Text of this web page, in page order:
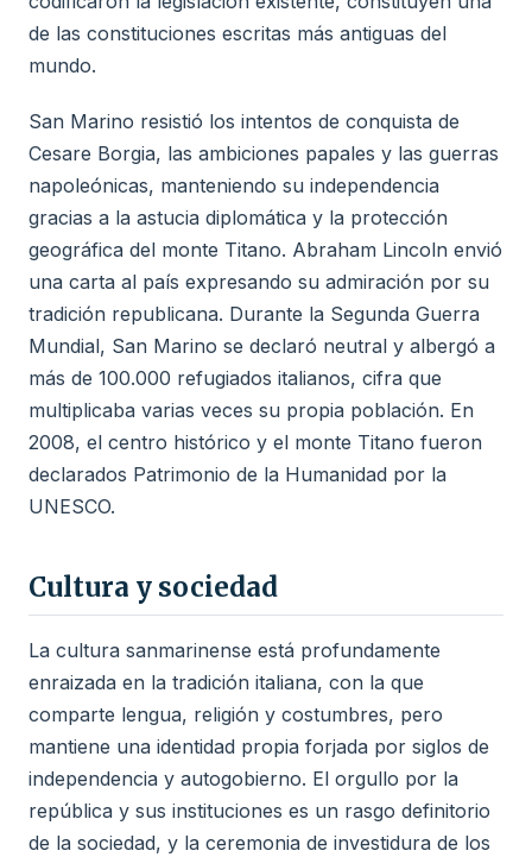
de las constituciones escritas más antiguas del
mundo.
San Marino resistió los intentos de conquista de
Cesare Borgia, las ambiciones papales y las guerras
napoleónicas, manteniendo su independencia
gracias a la astucia diplomática y la protección
geográfica del monte Titano. Abraham Lincoln envió
una carta al país expresando su admiración por su
tradición republicana. Durante la Segunda Guerra
Mundial, San Marino se declaró neutral y albergó a
más de 100.000 refugiados italianos, cifra que
multiplicaba varias veces su propia población. En
2008, el centro histórico y el monte Titano fueron
declarados Patrimonio de la Humanidad por la
UNESCO.
Cultura y sociedad
La cultura sanmarinense está profundamente
enraizada en la tradición italiana, con la que
comparte lengua, religión y costumbres, pero
mantiene una identidad propia forjada por siglos de
independencia y autogobierno. El orgullo por la
república y sus instituciones es un rasgo definitorio
de la sociedad, y la ceremonia de investidura de los